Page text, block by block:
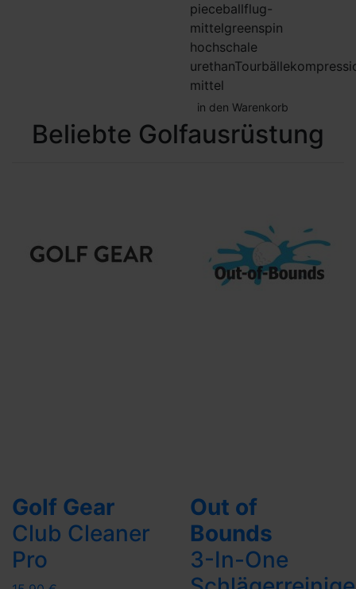
pieceballflug-
mittelgreenspin
hochschale
urethanTourbälle
mittel
in den Warenkorb
Beliebte Golfausrüstung
Golf Gear
Club Cleaner
Pro
Out of
Bounds
3-In-One